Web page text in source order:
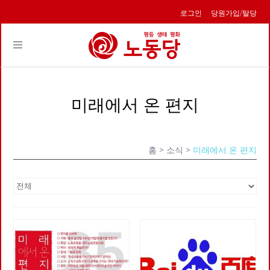
로그인 당원가입/탈당
Toggle
미래에서 온 편지
홈 > 소식 > 미래에서 온 편지